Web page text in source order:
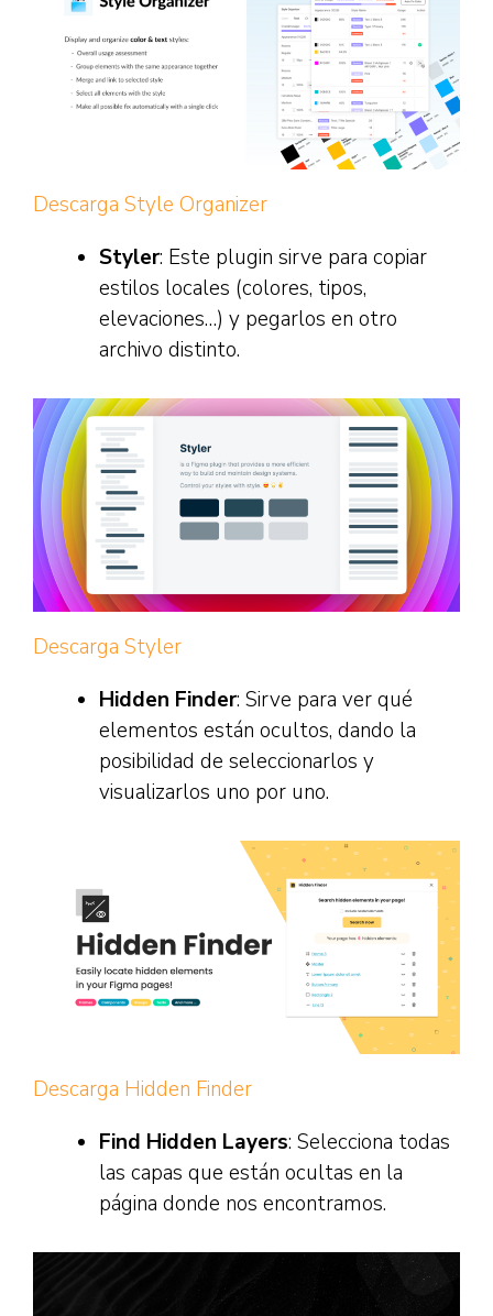
Descarga Style Organizer
Styler: Este plugin sirve para copiar
estilos locales (colores, tipos,
elevaciones…) y pegarlos en otro
archivo distinto.
Descarga Styler
Hidden Finder: Sirve para ver qué
elementos están ocultos, dando la
posibilidad de seleccionarlos y
visualizarlos uno por uno.
Descarga Hidden Finder
Find Hidden Layers: Selecciona todas
las capas que están ocultas en la
página donde nos encontramos.